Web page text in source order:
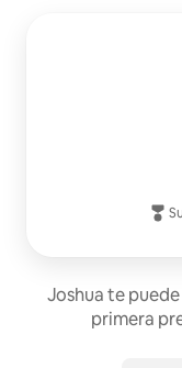
Joshua te
primera